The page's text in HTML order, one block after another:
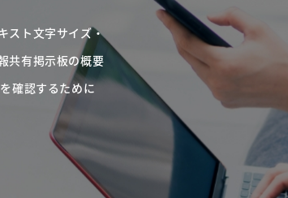
スト文字サイズ・
共有掲示板の概要
確認するために